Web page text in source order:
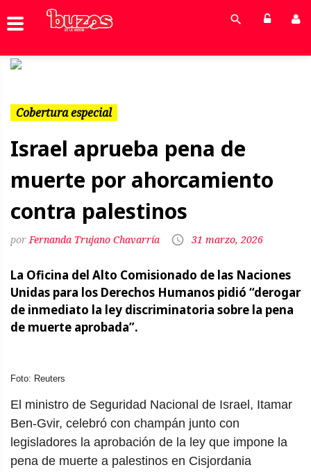
Cobertura especial
Israel aprueba pena de
muerte por ahorcamiento
contra palestinos
Fernanda Trujano Chavarría 31 marzo, 2026
La Oficina del Alto Comisionado de las Naciones
Unidas para los Derechos Humanos pidió “derogar
de inmediato la ley discriminatoria sobre la pena
de muerte aprobada”.
Foto: Reuters
El ministro de Seguridad Nacional de Israel, Itamar
Ben-Gvir, celebró con champán junto con
legisladores la aprobación de la ley que impone la
pena de muerte a palestinos en Cisjordania